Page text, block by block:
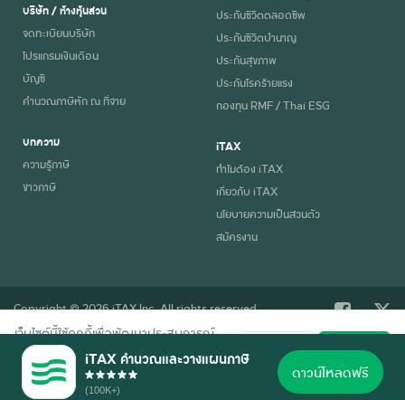
บริษัท / ห้างหุ้นส่วน
จดทะเบียนบริษัท
โปรแกรมเงินเดือน
บัญชี
คำนวณภาษีหัก ณ ที่จ่าย
บทความ
ความรู้ภาษี
ข่าวภาษี
ประกันชีวิตตลอดชีพ
ประกันชีวิตบำนาญ
ประกันสุขภาพ
ประกันโรคร้ายแรง
กองทุน RMF / Thai ESG
iTAX
ทำไมต้อง iTAX
เกี่ยวกับ iTAX
นโยบายความเป็นส่วนตัว
สมัครงาน
Copyright © 2026 iTAX Inc. All rights reserved.
เว็บไซต์นี้ใช้คุกกี้เพื่อพัฒนาประสบการณ์
การใช้งานที่ดี อ่านรายละเอียดการใช้คุกกี้
ตามนโยบายความเป็นส่วนตัวของเรา
ปฏิเสธ ยอมรับ
iTAX คำนวณและวางแผนภาษี
(100K+)
ดาวน์โหลดฟรี